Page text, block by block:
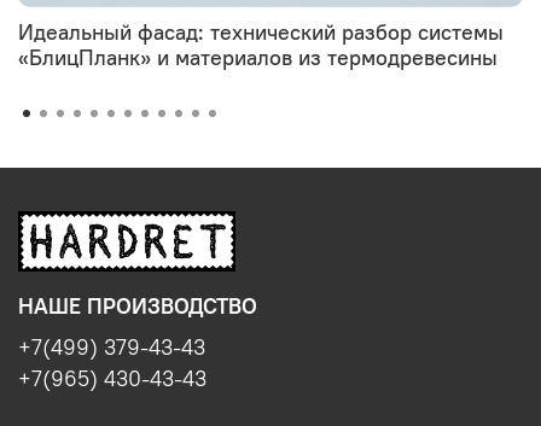
Идеальный фасад: технический разбор системы
«БлицПланк» и материалов из термодревесины
НАШЕ ПРОИЗВОДСТВО
+7(499) 379-43-43
+7(965) 430-43-43